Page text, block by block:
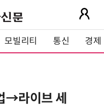
모빌리티 통신 경제
→라이브 세